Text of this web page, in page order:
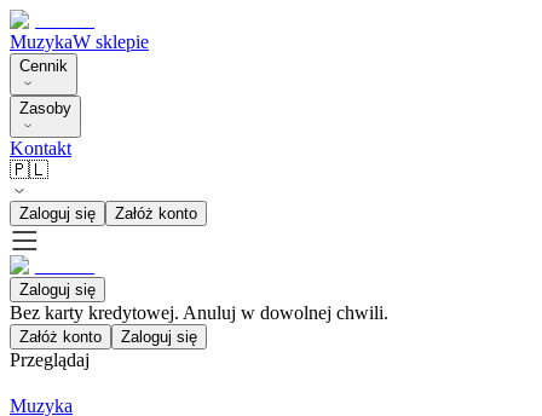
MuzykaW sklepie
Cennik
Zasoby
Kontakt
🇵🇱
Zaloguj się Załóż konto
Zaloguj się
Bez karty kredytowej. Anuluj w dowolnej chwili.
Załóż konto Zaloguj się
Przeglądaj
Muzyka